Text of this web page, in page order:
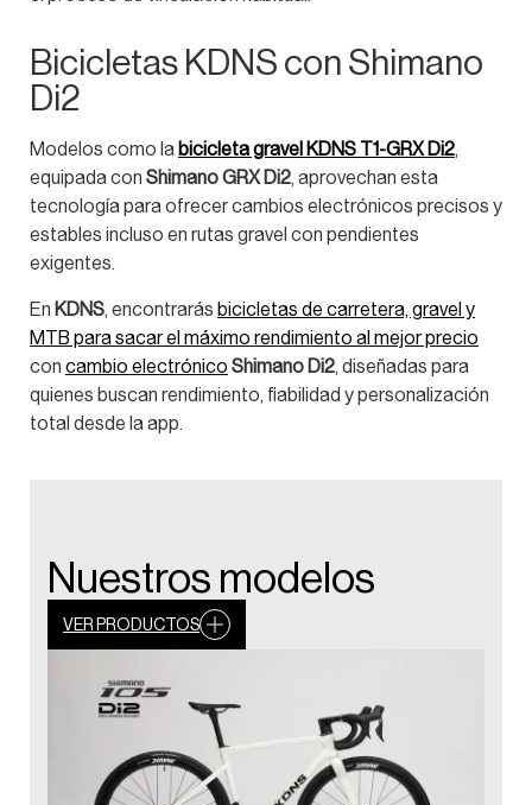
Bicicletas KDNS con Shimano
Di2
Modelos como la bicicleta gravel KDNS T1-GRX Di2,
equipada con Shimano GRX Di2, aprovechan esta
tecnología para ofrecer cambios electrónicos precisos y
estables incluso en rutas gravel con pendientes
exigentes.
En KDNS, encontrarás bicicletas de carretera, gravel y
MTB para sacar el máximo rendimiento al mejor precio
con cambio electrónico Shimano Di2, diseñadas para
quienes buscan rendimiento, fiabilidad y personalización
total desde la app.
Nuestros modelos
VER PRODUCTOS